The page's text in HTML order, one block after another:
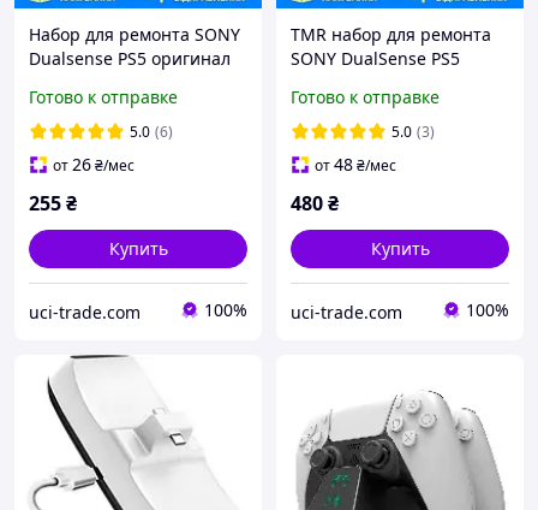
Набор для ремонта SONY
Dualsense PS5 оригинал
колпачка)
Готово к отправке
5.0 (6)
от26₴/мес
255₴
Купить
uci-trade.com 100%
TMR набор для ремонта
SONY DualSense PS5
колпачка)
Готово к отправке
5.0 (3)
от48₴/мес
480₴
Купить
uci-trade.com 100%